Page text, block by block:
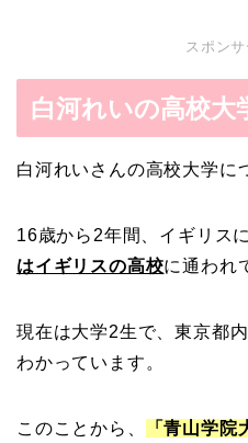
スポン
白河れいの高校大
白河れいさんの高校大学に
16歳から2年間、イギリス
はイギリスの高校に通われ
現在は大学2生で、東京都
わかっています。
このことから、 「青山学院